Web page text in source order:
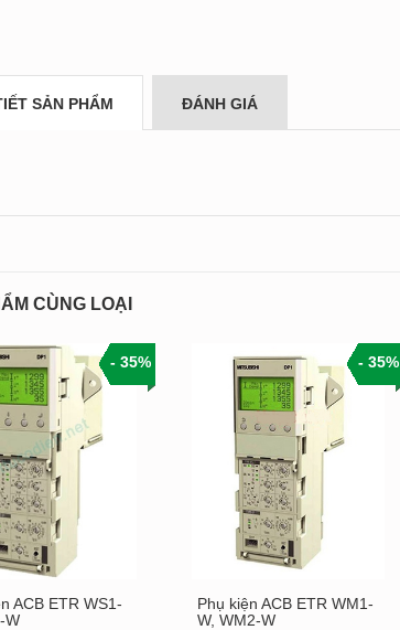
SẢN PHẨM ĐÁNH GIÁ
CÙNG LOẠI
Xem chi tiết
ACB ETR WS1-
W
- 35%
Xem chi tiết
Phụ kiện ACB ETR WM1-
W, WM2-W
- 35%